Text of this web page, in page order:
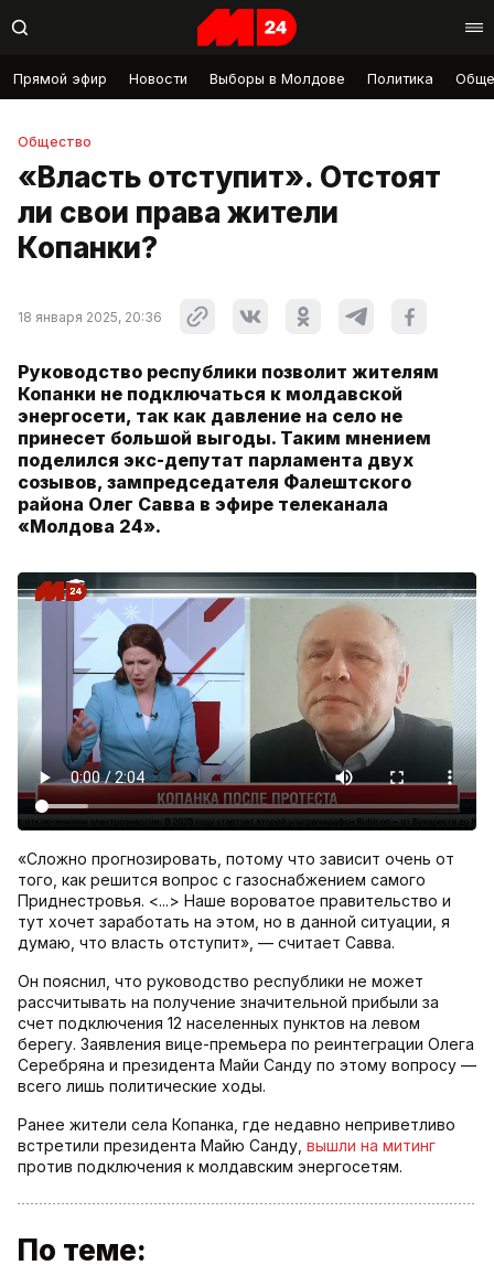
Прямой эфир Новости Выборы в Молдове Политика
Общество
«Власть отступит». Отстоят
ли свои права жители
Копанки?
18 января 2025, 20:36
Руководство республики позволит жителям
Копанки не подключаться к молдавской
энергосети, так как давление на село не
принесет большой выгоды. Таким мнением
поделился экс-депутат парламента двух
созывов, зампредседателя Фалештского
района Олег Савва в эфире телеканала
«Молдова 24».
«Сложно прогнозировать, потому что зависит очень от
того, как решится вопрос с газоснабжением самого
Приднестровья. <...> Наше вороватое правительство и
тут хочет заработать на этом, но в данной ситуации, я
думаю, что власть отступит», — считает Савва.
Он пояснил, что руководство республики не может
рассчитывать на получение значительной прибыли за
счет подключения 12 населенных пунктов на левом
берегу. Заявления вице-премьера по реинтеграции Олега
Серебряна и президента Майи Санду по этому вопросу —
всего лишь политические ходы.
Ранее жители села Копанка, где недавно неприветливо
встретили президента Майю Санду, вышли на митинг
против подключения к молдавским энергосетям.
По теме: